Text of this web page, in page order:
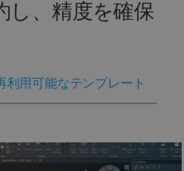
し、精度を確保
利用可能なテンプレート